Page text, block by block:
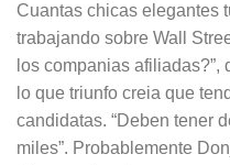
Cuantas chicas elegantes
trabajando sobre Wall
los companias
lo que triunfo creia que
candidatas. “Deben tener
miles”. Probablemente